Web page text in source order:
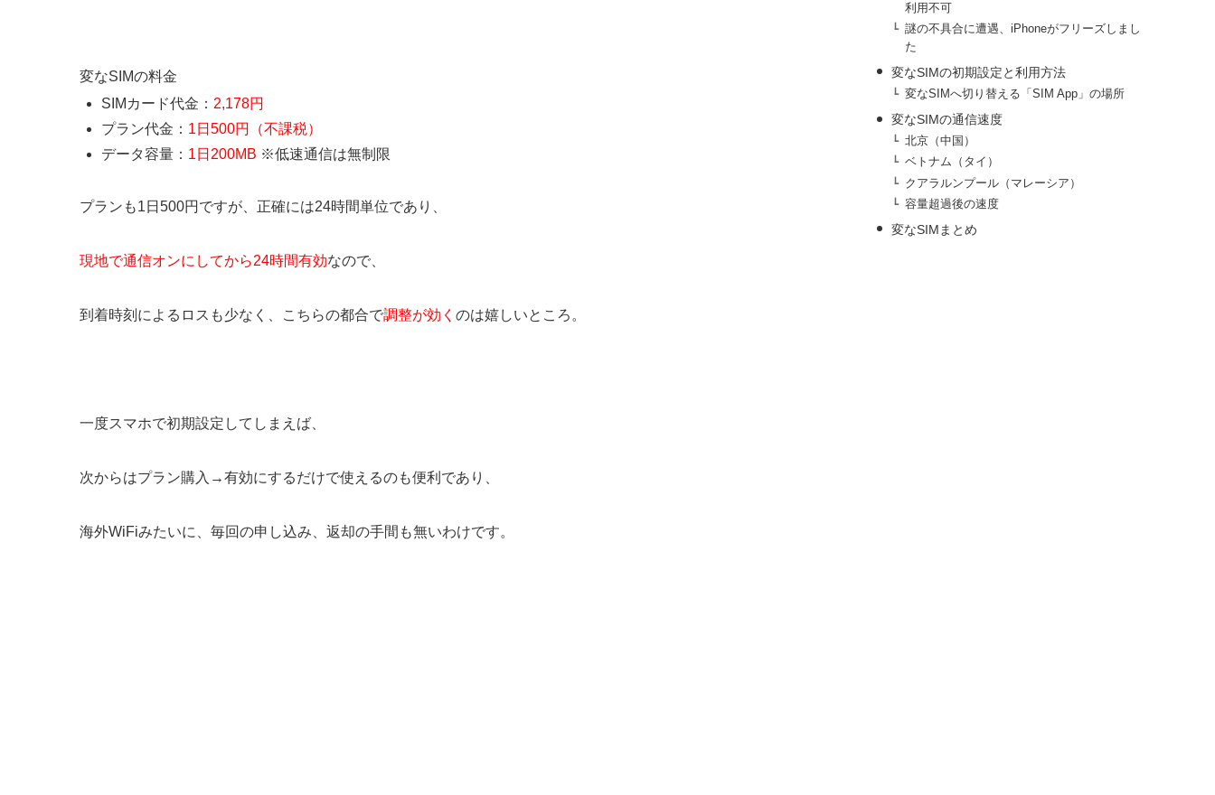
変なSIMの料金
SIMカード代金： 2,178円
プラン代金： 1日500円（不課税）
データ容量： 1日200MB ※低速通信は無制限
プランも1日500円ですが、正確には24時間単位であり、
現地で通信オンにしてから24時間有効なので、
到着時刻によるロスも少なく、こちらの都合で調整が効く のは嬉しいところ。
一度スマホで初期設定してしまえば、
次からはプラン購入→有効にするだけで使えるのも便利であり、
海外WiFiみたいに、毎回の申し込み、返却の手間も無いわけです。
利用不可
謎の不具合に遭遇、iPhoneがフリーズしまし
た
変なSIMの初期設定と利用方法
変なSIMへ切り替える「SIM App」の場所
変なSIMの通信速度
北京（中国）
ベトナム（タイ）
クアラルンプール（マレーシア）
容量超過後の速度
変なSIMまとめ